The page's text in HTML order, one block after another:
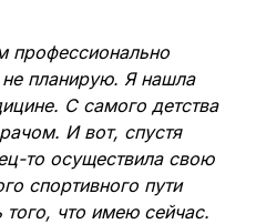
планирую. Я нашла
С самого детства
И вот, спустя
то осуществила свою
спортивного пути
что имею сейчас.